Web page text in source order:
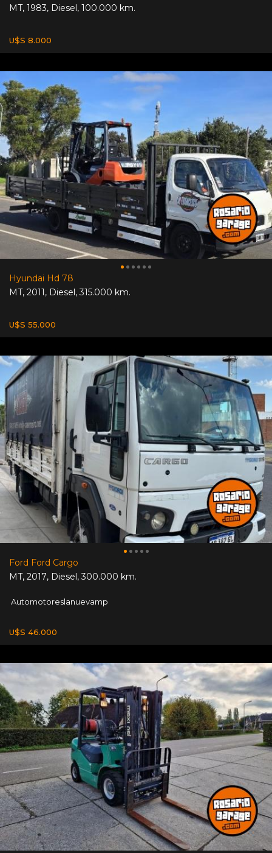
MT, 1983, Diesel, 100.000 km.
U$S 8.000
Hyundai Hd 78
MT, 2011, Diesel,315.000 km.
U$S 55.000
Ford Ford Cargo
MT, 2017, Diesel,300.000 km.
Automotoreslanuevamp
U$S 46.000